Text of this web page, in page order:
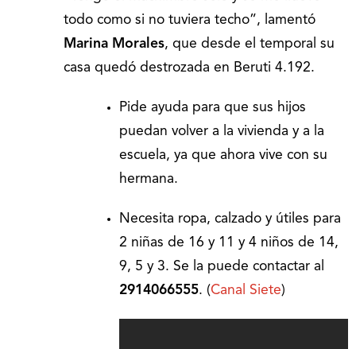
todo como si no tuviera techo”, lamentó
Marina Morales, que desde el temporal su
casa quedó destrozada en Beruti 4.192.
Pide ayuda para que sus hijos
puedan volver a la vivienda y a la
escuela, ya que ahora vive con su
hermana.
Necesita ropa, calzado y útiles para
2 niñas de 16 y 11 y 4 niños de 14,
9, 5 y 3. Se la puede contactar al
2914066555. (Canal Siete)